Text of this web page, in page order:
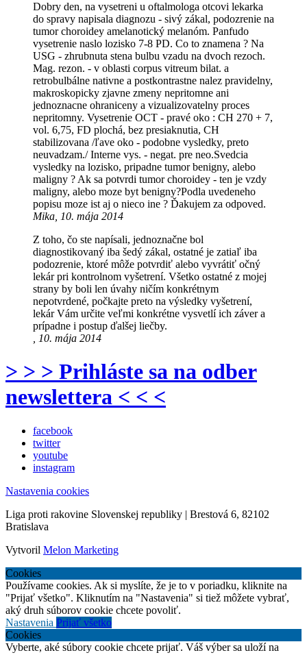
Dobry den, na vysetreni u oftalmologa otcovi lekarka
do spravy napisala diagnozu - sivý zákal, podozrenie na
tumor choroidey amelanotický melanóm. Panfudo
vysetrenie naslo lozisko 7-8 PD. Co to znamena ? Na
USG - zhrubnuta stena bulbu vzadu na dvoch rezoch.
Mag. rezon. - v oblasti corpus vitreum bilat. a
retrobulbálne nativne a postkontrastne nalez pravidelny,
makroskopicky zjavne zmeny nepritomne ani
jednoznacne ohraniceny a vizualizovatelny proces
nepritomny. Vysetrenie OCT - pravé oko : CH 270 + 7,
vol. 6,75, FD plochá, bez presiaknutia, CH
stabilizovana /ľave oko - podobne vysledky, preto
neuvadzam./ Interne vys. - negat. pre neo.Svedcia
vysledky na lozisko, pripadne tumor benigny, alebo
maligny ? Ak sa potvrdi tumor choroidey - ten je vzdy
maligny, alebo moze byt benigny?Podla uvedeneho
popisu moze ist aj o nieco ine ? Ďakujem za odpoved.
Mika, 10. mája 2014
Z toho, čo ste napísali, jednoznačne bol
diagnostikovaný iba šedý zákal, ostatné je zatiaľ iba
podozrenie, ktoré môže potvrdiť alebo vyvrátiť očný
lekár pri kontrolnom vyšetrení. Všetko ostatné z mojej
strany by boli len úvahy ničím konkrétnym
nepotvrdené, počkajte preto na výsledky vyšetrení,
lekár Vám určite veľmi konkrétne vysvetlí ich záver a
prípadne i postup ďalšej liečby.
, 10. mája 2014
> > > Prihláste sa na odber
newslettera < < <
facebook
twitter
youtube
instagram
Nastavenia cookies
Liga proti rakovine Slovenskej republiky | Brestová 6, 82102
Bratislava
Vytvoril Melon Marketing
Cookies
Používame cookies. Ak si myslíte, že je to v poriadku, kliknite na
"Prijať všetko". Kliknutím na "Nastavenia" si tiež môžete vybrať,
aký druh súborov cookie chcete povoliť.
Nastavenia Prijať všetko
Cookies
Vyberte, aké súbory cookie chcete prijať. Váš výber sa uloží na